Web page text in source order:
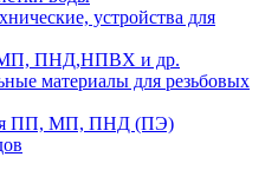
устройства для
ПНД,НПВХ и др.
материалы для резьбовых
ПП, МП, ПНД (ПЭ)